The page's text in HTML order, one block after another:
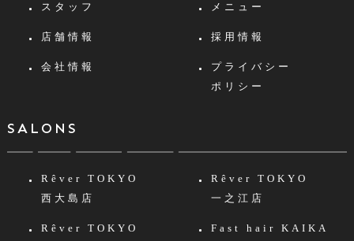
スタッフ メニュー
店舗情報 採用情報
会社情報
プライバシー
ポリシー
SALONS
Rêver TOKYO
西大島店
Rêver TOKYO
一之江店
Rêver TOKYO
Fast hair KAIKA